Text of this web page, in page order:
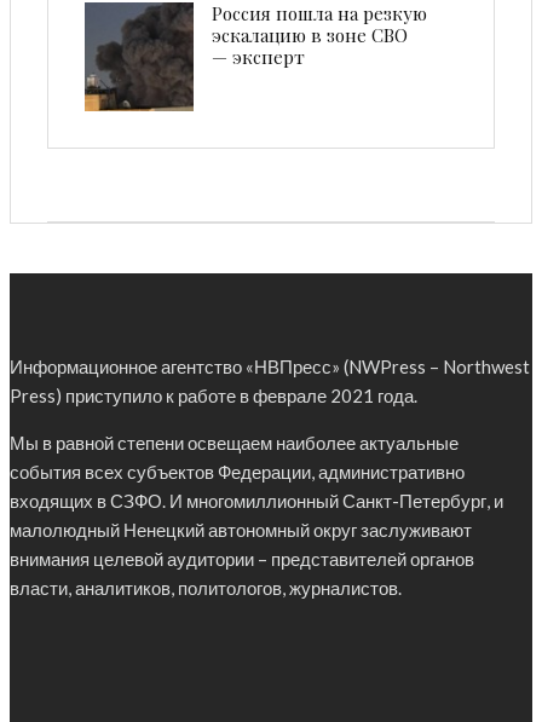
Россия пошла на резкую
эскалацию в зоне СВО
— эксперт
Информационное агентство «НВПресс» (NWPress – Northwest
Press) приступило к работе в феврале 2021 года.
Мы в равной степени освещаем наиболее актуальные
события всех субъектов Федерации, административно
входящих в СЗФО. И многомиллионный Санкт-Петербург, и
малолюдный Ненецкий автономный округ заслуживают
внимания целевой аудитории – представителей органов
власти, аналитиков, политологов, журналистов.